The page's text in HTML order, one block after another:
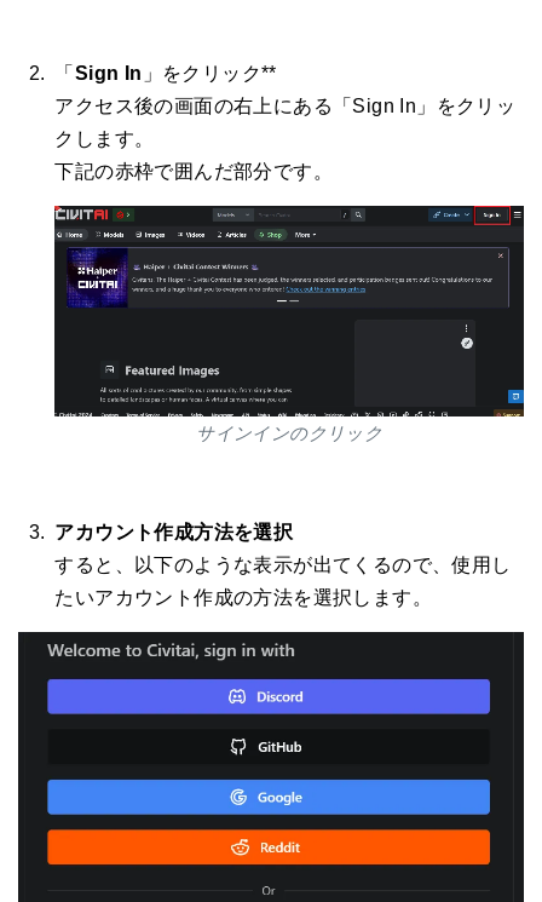
「 Sign In 」をクリック**
アクセス後の画面の右上にある「Sign In」をクリッ
クします。
下記の赤枠で囲んだ部分です。
サインインのクリック
アカウント作成方法を選択
すると、以下のような表示が出てくるので、使用し
たいアカウント作成の方法を選択します。